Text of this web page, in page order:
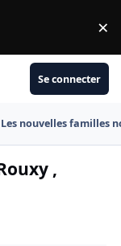
×
Se connecter
Les nouvelles familles
,